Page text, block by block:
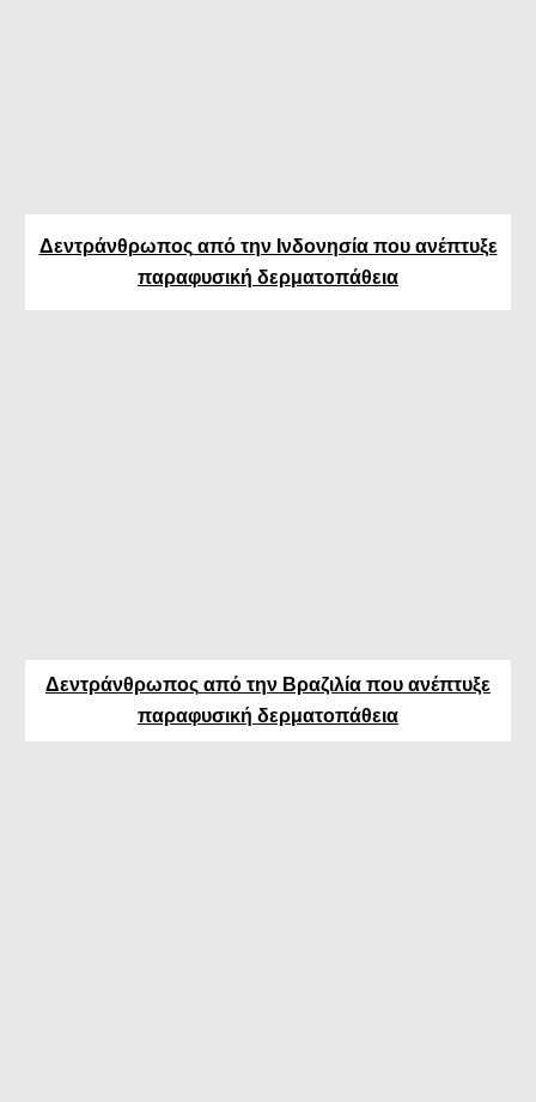
Δεντράνθρωποςαπό την Ινδονησία που ανέπτυξε
παραφυσική δερματοπάθεια
Δεντράνθρωπος από την Βραζιλία που ανέπτυξε
παραφυσική δερματοπάθεια